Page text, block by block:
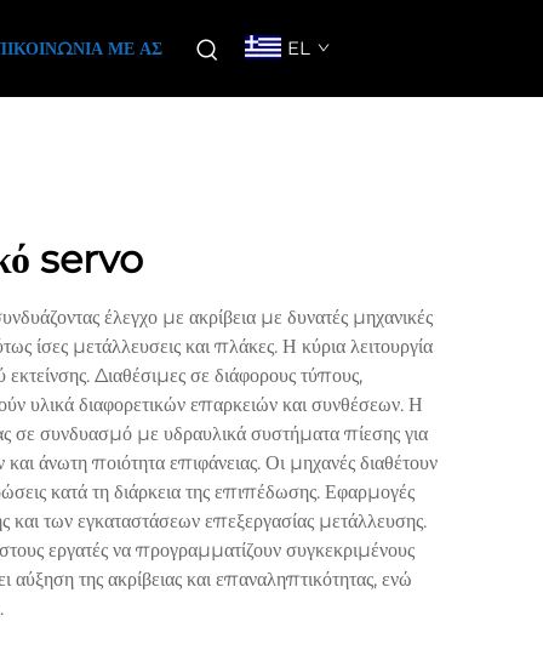
ΜΕ ΑΣ EL
servo
έλεγχο με ακρίβεια με δυνατές μηχανικές
ίσες μετάλλευσεις και πλάκες. Η κύρια λειτουργία
Διαθέσιμες σε διάφορους τύπους,
υλικά διαφορετικών επαρκειών και συνθέσεων. Η
σε συνδυασμό με υδραυλικά συστήματα πίεσης για
άνωτη ποιότητα επιφάνειας. Οι μηχανές διαθέτουν
κατά τη διάρκεια της επιπέδωσης. Εφαρμογές
και των εγκαταστάσεων επεξεργασίας μετάλλευσης.
εργατές να προγραμματίζουν συγκεκριμένους
της ακρίβειας και επαναληπτικότητας, ενώ